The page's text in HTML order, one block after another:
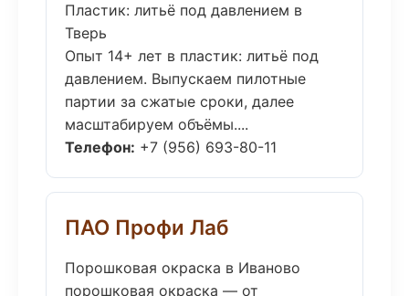
Пластик: литьё под давлением в
Тверь
Опыт 14+ лет в пластик: литьё под
давлением. Выпускаем пилотные
партии за сжатые сроки, далее
масштабируем объёмы....
Телефон: +7 (956) 693-80-11
ПАО Профи Лаб
Порошковая окраска в Иваново
порошковая окраска — от